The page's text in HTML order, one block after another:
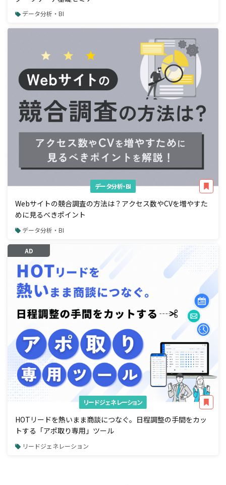
データ分析・BI
データ分析・BI
Webサイトの競合調査の方法は？アクセス数やCVを増やすた
めに見るべきポイント
データ分析・BI
AD
リードジェネレーション
HOTリードを熱いまま商談につなぐ。日程調整の手間をカッ
トする「アポ取り専用」ツール
リードジェネレーション